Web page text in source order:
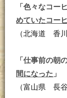
「色々なコー
めていたコー
（北海道 香川
「仕事前の朝
間になった 」
（富山県 長谷